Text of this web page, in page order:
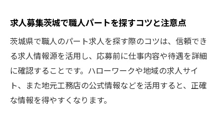
の特徴
職人求人茨城で初心者が活躍できる現場と
は
未経験OK茨城職人求人募集の選び方ポイン
ト
求人募集茨城で職人パートを探すコツと注意点
茨城県で職人のパート求人を探す際のコツは、信頼でき
る求人情報源を活用し、応募前に仕事内容や待遇を詳細
に確認することです。ハローワークや地域の求人サイ
ト、また地元工務店の公式情報などを活用すると、正確
な情報を得やすくなります。